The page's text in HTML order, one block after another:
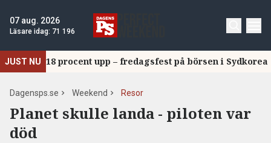
07 aug. 2026
Läsare idag: 71 196
JUST NU 18 procent upp – fredagsfest på börsen i Sydkorea
Dagensps.se Weekend Resor
Planet skulle landa - piloten var
död